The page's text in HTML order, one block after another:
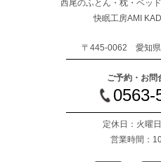
西尾のふとん・枕・ベッ
快眠工房AMI
〒445-0062 愛知県
ご予約・お問
0563-
定休日：火曜日
営業時間：